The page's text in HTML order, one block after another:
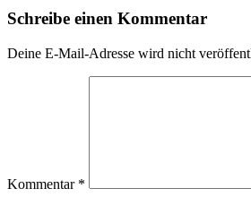
Schreibe einen Kommentar
Deine E-Mail-Adresse wird nicht
Kommentar *